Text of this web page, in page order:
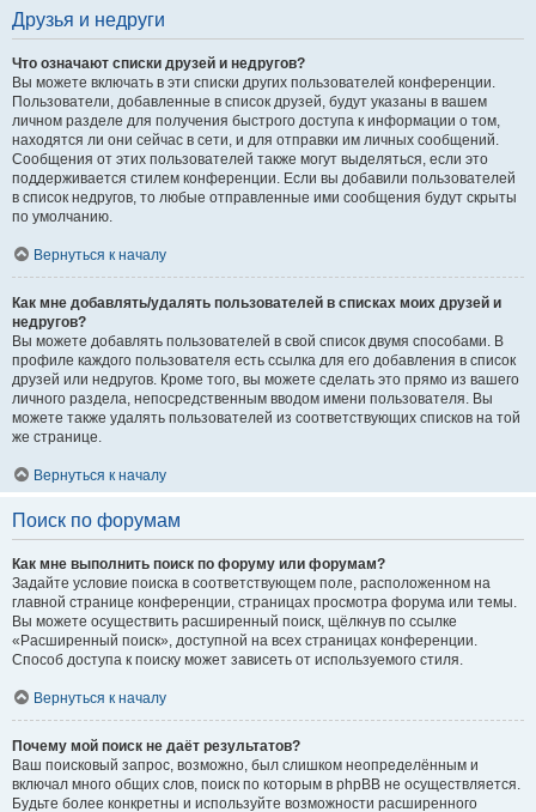
Друзья и недруги
Что означают списки друзей и недругов?
Вы можете включать в эти списки других пользователей конференции.
Пользователи, добавленные в список друзей, будут указаны в вашем
личном разделе для получения быстрого доступа к информации о том,
находятся ли они сейчас в сети, и для отправки им личных сообщений.
Сообщения от этих пользователей также могут выделяться, если это
поддерживается стилем конференции. Если вы добавили пользователей
в список недругов, то любые отправленные ими сообщения будут скрыты
по умолчанию.
Вернуться к началу
Как мне добавлять/удалять пользователей в списках моих друзей и
недругов?
Вы можете добавлять пользователей в свой список двумя способами. В
профиле каждого пользователя есть ссылка для его добавления в список
друзей или недругов. Кроме того, вы можете сделать это прямо из вашего
личного раздела, непосредственным вводом имени пользователя. Вы
можете также удалять пользователей из соответствующих списков на той
же странице.
Вернуться к началу
Поиск по форумам
Как мне выполнить поиск по форуму или форумам?
Задайте условие поиска в соответствующем поле, расположенном на
главной странице конференции, страницах просмотра форума или темы.
Вы можете осуществить расширенный поиск, щёлкнув по ссылке
«Расширенный поиск», доступной на всех страницах конференции.
Способ доступа к поиску может зависеть от используемого стиля.
Вернуться к началу
Почему мой поиск не даёт результатов?
Ваш поисковый запрос, возможно, был слишком неопределённым и
включал много общих слов, поиск по которым в phpBB не осуществляется.
Будьте более конкретны и используйте возможности расширенного